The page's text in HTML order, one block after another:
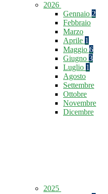
2026
Gennaio 2
Febbraio
Marzo
Aprile 1
Maggio 6
Giugno 3
Luglio 1
Agosto
Settembre
Ottobre
Novembre
Dicembre
2025